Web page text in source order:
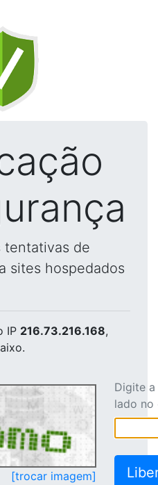
tentativas de
sites hospedados
IP 216.73.216.168,
[trocar imagem]
Digite
lado no